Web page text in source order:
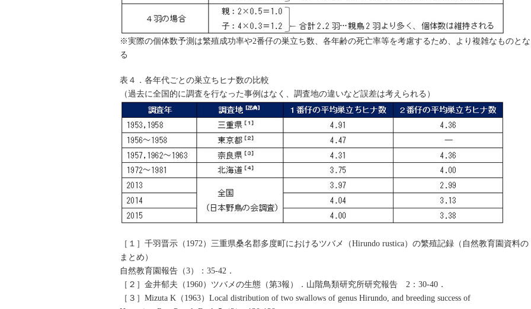
※実際の個体数予測は繁殖成功率や2番仔の巣立ち数、各年齢の死亡率等を考慮するため、より複雑なものとな
る
表４．各年代ごとの巣立ちヒナ数の比較
（過去に全国的に調査を行なった事例はなく、調査地の違いなど誤差は考えられる）
［１］千羽晋示（1972）三重県桑名郡多度町におけるツバメ（Hirundo rustica）の繁殖記録（自然教育園資料の
まとめ）
自然教育園報告（3）：35-42．
［２］金井郁夫（1960）ツバメの生態（第3報）．山階鳥類研究所研究報告 2：30-40．
［３］Mizuta K（1963）Local distribution of two swallows of genus Hirundo, and breeding success of